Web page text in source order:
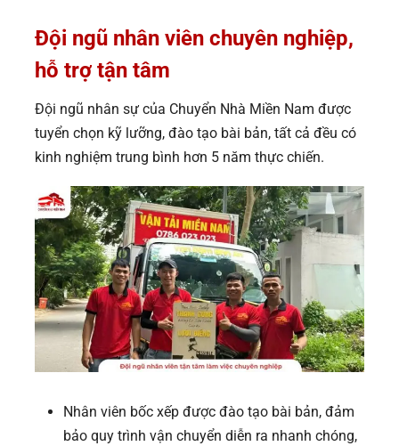
Đội ngũ nhân viên chuyên nghiệp,
hỗ trợ tận tâm
Đội ngũ nhân sự của Chuyển Nhà Miền Nam được
tuyển chọn kỹ lưỡng, đào tạo bài bản, tất cả đều có
kinh nghiệm trung bình hơn 5 năm thực chiến.
Nhân viên bốc xếp được đào tạo bài bản, đảm
bảo quy trình vận chuyển diễn ra nhanh chóng,